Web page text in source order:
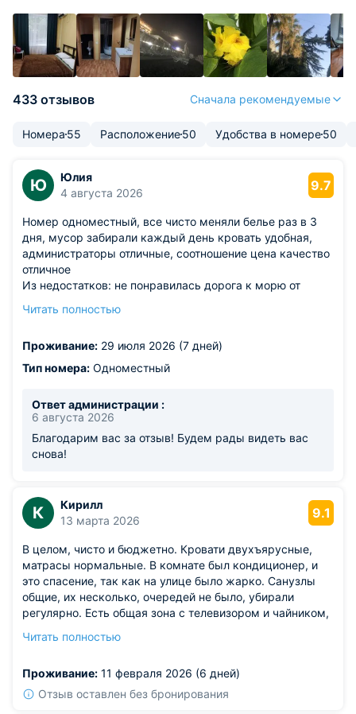
433 отзывов Сначала рекомендуемые
Номера 55 Расположение50 Удобства в номере50
Ю
Юлия
4 августа 2026
9.7
Номер одноместный, все чисто меняли белье раз в 3
дня, мусор забирали каждый день кровать удобная,
администраторы отличные, соотношение цена качество
отличное
Из недостатков: не понравилась дорога к морю от
дороги тротуар практически всегда заставлен
проедут машины, а они здесь летают как по взлетке.
Читать полностью
Проживание: 29 июля 2026 (7 дней)
Тип номера: Одноместный
Ответ администрации :
6 августа 2026
Благодарим вас за отзыв! Будем рады видеть вас
снова!
К
Кирилл
13 марта 2026
9.1
В целом, чисто и бюджетно. Кровати двухъярусные,
матрасы нормальные. В комнате был кондиционер, и
это спасение, так как на улице было жарко. Санузлы
общие, их несколько, очередей не было, убирали
регулярно. Есть общая зона с телевизором и чайником,
основном спокойная, все приезжие по делам или
Из недостатков: мне лично не хватало в комнате
нормального света для чтения.
Читать полностью
Проживание: 11 февраля 2026 (6 дней)
Отзыв оставлен без бронирования